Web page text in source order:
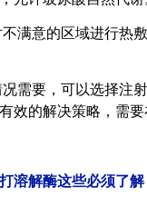
满意的区域进行热
需要，可以选择注
效的解决策略，需要
溶解酶这些必须了解